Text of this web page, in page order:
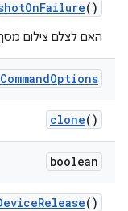
OnFailure()
האם לצלם צילום
Options
clone()
boolean
Release()